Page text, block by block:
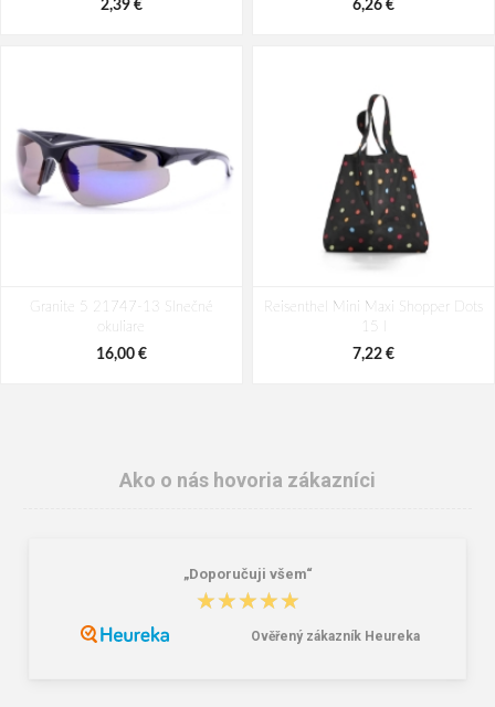
2,39 € 6,26 €
Granite 5 21747-13 Slnečné
okuliare
16,00 €
Reisenthel Mini Maxi Shopper Dots
15 l
7,22 €
Ako o nás hovoria zákazníci
„Doporučuji všem“
★★★★★
★★★★★
Ověřený zákazník Heureka